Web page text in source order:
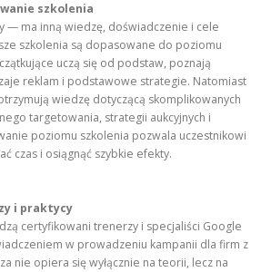
szkolenia
— ma inną wiedzę, doświadczenie i cele
szkolenia są dopasowane do poziomu
uczą się od podstaw, poznają
reklam i podstawowe strategie. Natomiast
wiedzę dotyczącą skomplikowanych
targetowania, strategii aukcyjnych i
poziomu szkolenia pozwala uczestnikowi
czas i osiągnąć szybkie efekty.
i praktycy
certyfikowani trenerzy i specjaliści Google
w prowadzeniu kampanii dla firm z
nie opiera się wyłącznie na teorii, lecz na